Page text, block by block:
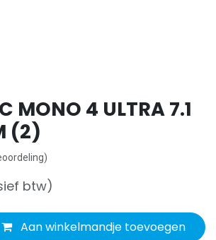
MONO 4 ULTRA 7.1
(2)
btw)
Aan winkelmandje toevoegen